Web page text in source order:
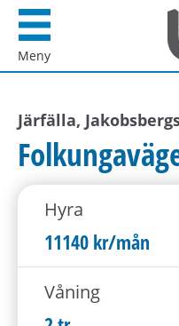
Meny
i
AB
Järfälla,
Hyra
11140 kr/mån
Våning